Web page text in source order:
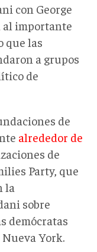
con George
al importante
que las
a grupos
de
de
alrededor de
de
Party, que
la
sobre
demócratas
York.